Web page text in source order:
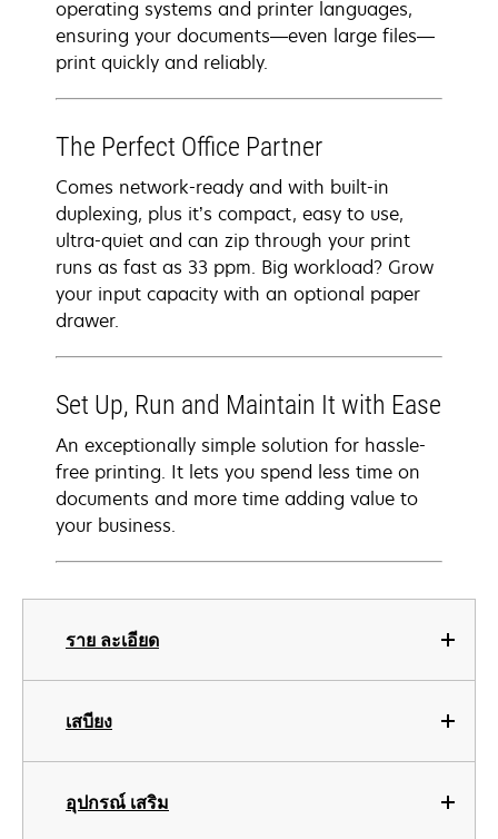
ราย ละเอียด
เสบียง
อุปกรณ์ เสริม
operating systems and printer languages,
ensuring your documents—even large files—
print quickly and reliably.
The Perfect Office Partner
Comes network-ready and with built-in
duplexing, plus it’s compact, easy to use,
ultra-quiet and can zip through your print
runs as fast as 33 ppm. Big workload? Grow
your input capacity with an optional paper
drawer.
Set Up, Run and Maintain It with Ease
An exceptionally simple solution for hassle-
free printing. It lets you spend less time on
documents and more time adding value to
your business.